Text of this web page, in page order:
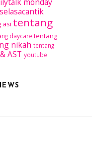
selasacantik
asi tentang
daycare tentang
nikah tentang
AST youtube